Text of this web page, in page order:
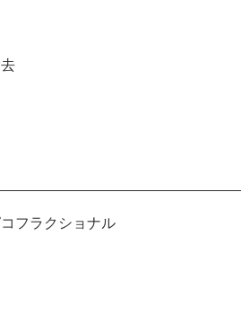
フラクショナル